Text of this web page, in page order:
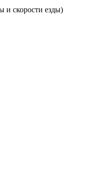
и скорости езды)